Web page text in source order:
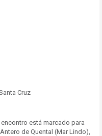
Cruz
está marcado para
de Quental (Mar Lindo),